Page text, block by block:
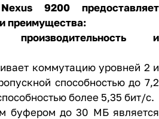
9200 предоставляет
преимущества:
и
коммутацию уровней 2 и
способностью до 7,2
более 5,35 бит/с.
буфером до 30 МБ является